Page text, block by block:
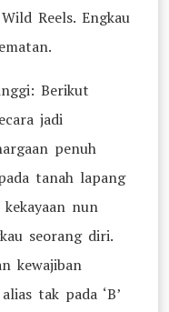
Reels. Engkau
Berikut
jadi
penuh
tanah lapang
nun
seorang diri.
kewajiban
tak pada ‘B’